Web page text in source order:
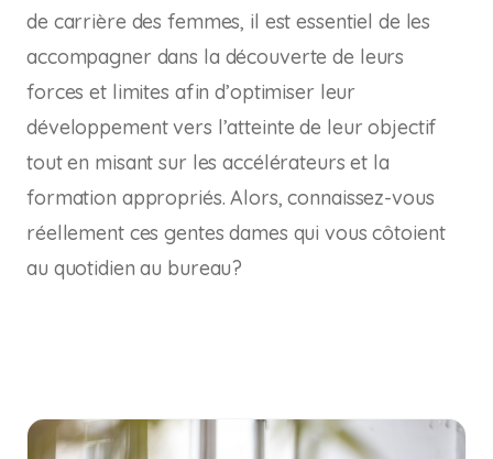
de carrière des femmes, il est essentiel de les
accompagner dans la découverte de leurs
forces et limites afin d’optimiser leur
développement vers l’atteinte de leur objectif
tout en misant sur les accélérateurs et la
formation appropriés. Alors, connaissez-vous
réellement ces gentes dames qui vous côtoient
au quotidien au bureau?